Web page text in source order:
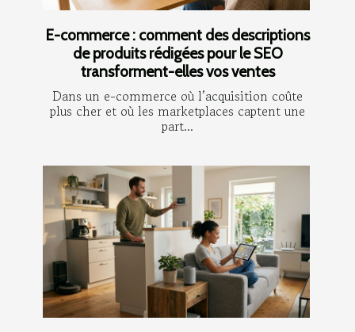
E-commerce : comment des descriptions
de produits rédigées pour le SEO
transforment-elles vos ventes
Dans un e-commerce où l’acquisition coûte
plus cher et où les marketplaces captent une
part...